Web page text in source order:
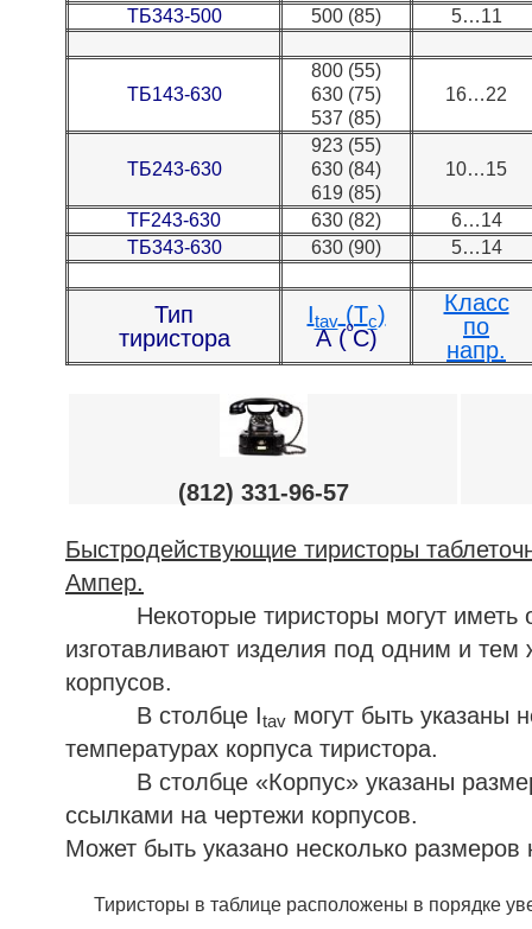
ТБ343-500
500 (85) 5…11
ТБ143-630
800 (55)
630 (75)
537 (85)
16…22
ТБ243-630
923 (55)
630 (84)
619 (85)
10…15
TF243-630 630 (82)
6…14
ТБ343-630
630 (90) 5…14
Тип
тиристора
Itav(Tc)
А (ºС)
Класс
по
напр.
(812) 331-96-57
Быстродействующие тиристоры
Ампер.
Некоторые тиристоры могут иметь
изготавливают изделия под одним и
корпусов.
В столбце Itav могут быть указаны
температурах корпуса тиристора.
В столбце «Корпус» указаны
ссылками на чертежи корпусов.
Может быть указано несколько
Тиристоры в таблице расположены в порядке